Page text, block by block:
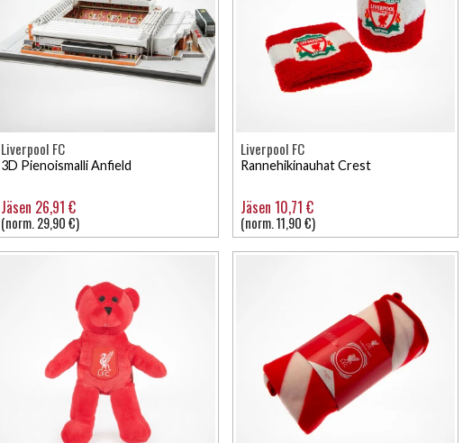
Liverpool FC
3D Pienoismalli Anfield
Jäsen 26,91 €
(norm. 29,90 €)
Liverpool FC
Rannehikinauhat Crest
Jäsen 10,71 €
(norm. 11,90 €)